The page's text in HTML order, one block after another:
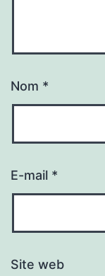
Nom *
E-mail *
Site web